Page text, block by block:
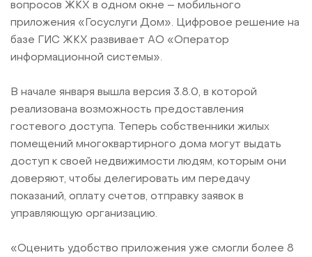
вопросов ЖКХ в одном окне – мобильного
приложения «Госуслуги Дом». Цифровое решение на
базе ГИС ЖКХ развивает АО «Оператор
информационной системы».
В начале января вышла версия 3.8.0, в которой
реализована возможность предоставления
гостевого доступа. Теперь собственники жилых
помещений многоквартирного дома могут выдать
доступ к своей недвижимости людям, которым они
доверяют, чтобы делегировать им передачу
показаний, оплату счетов, отправку заявок в
управляющую организацию.
«Оценить удобство приложения уже смогли более 8